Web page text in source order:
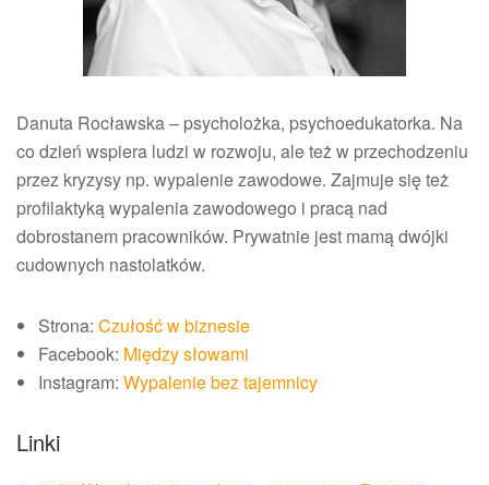
Danuta Rocławska – psycholożka, psychoedukatorka. Na
co dzień wspiera ludzi w rozwoju, ale też w przechodzeniu
przez kryzysy np. wypalenie zawodowe. Zajmuje się też
profilaktyką wypalenia zawodowego i pracą nad
dobrostanem pracowników. Prywatnie jest mamą dwójki
cudownych nastolatków.
Strona: Czułość w biznesie
Facebook: Między słowami
Instagram: Wypalenie bez tajemnicy
Linki